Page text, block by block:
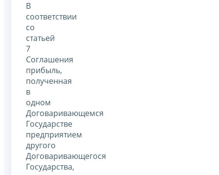
В
соответствии
со
статьей
7
Соглашения
прибыль,
полученная
в
одном
Договаривающемся
Государстве
предприятием
другого
Договаривающегося
Государства,